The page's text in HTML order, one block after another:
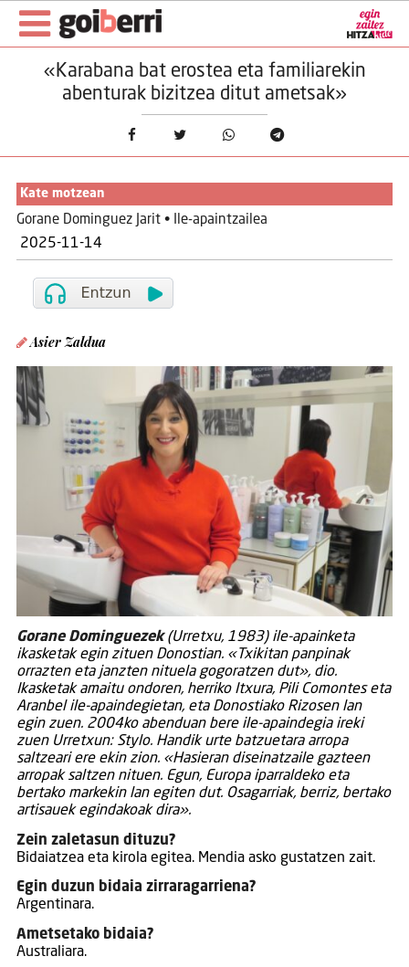
«Karabana bat erostea eta familiarekin
abenturak bizitzea ditut ametsak»
Kate motzean
Gorane Dominguez Jarit • Ile-apaintzailea
2025-11-14
Asier Zaldua
Gorane Dominguezek(Urretxu, 1983) ile-apainketa
ikasketak egin zituen Donostian. «Txikitan panpinak
orrazten eta janzten nituela gogoratzen dut», dio.
Ikasketak amaitu ondoren, herriko Itxura, Pili Comontes eta
Aranbel ile-apaindegietan, eta Donostiako Rizosen lan
egin zuen. 2004ko abenduan bere ile-apaindegia ireki
zuen Urretxun: Stylo. Handik urte batzuetara arropa
saltzeari ere ekin zion. «Hasieran diseinatzaile gazteen
arropak saltzen nituen. Egun, Europa iparraldeko eta
bertako markekin lan egiten dut. Osagarriak, berriz, bertako
artisauek egindakoak dira».
Zein zaletasun dituzu?
Bidaiatzea eta kirola egitea. Mendia asko gustatzen zait.
Egin duzun bidaia zirraragarriena?
Argentinara.
Ametsetako bidaia?
Australiara.